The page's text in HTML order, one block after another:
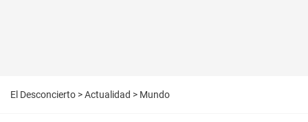
El Desconcierto >Actualidad > Mundo